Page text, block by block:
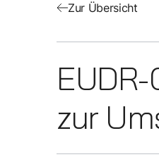
Zur Übersicht
zur